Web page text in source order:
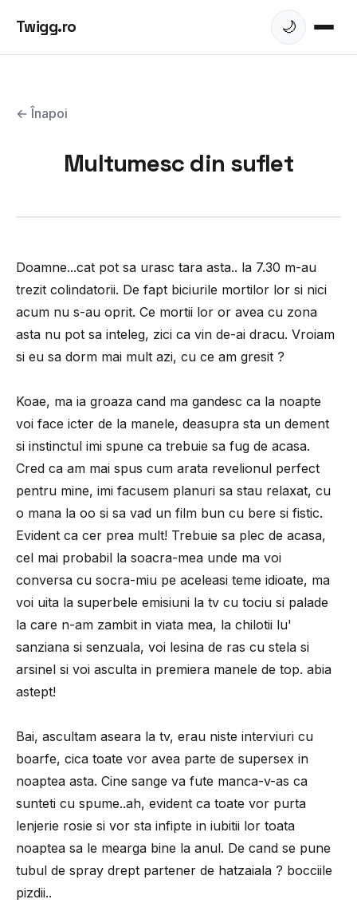
Twigg.ro 🌙
← Înapoi
Multumesc din suflet
Doamne...cat pot sa urasc tara asta.. la 7.30 m-au
trezit colindatorii. De fapt biciurile mortilor lor si nici
acum nu s-au oprit. Ce mortii lor or avea cu zona
asta nu pot sa inteleg, zici ca vin de-ai dracu. Vroiam
si eu sa dorm mai mult azi, cu ce am gresit ?
Koae, ma ia groaza cand ma gandesc ca la noapte
voi face icter de la manele, deasupra sta un dement
si instinctul imi spune ca trebuie sa fug de acasa.
Cred ca am mai spus cum arata revelionul perfect
pentru mine, imi facusem planuri sa stau relaxat, cu
o mana la oo si sa vad un film bun cu bere si fistic.
Evident ca cer prea mult! Trebuie sa plec de acasa,
cel mai probabil la soacra-mea unde ma voi
conversa cu socra-miu pe aceleasi teme idioate, ma
voi uita la superbele emisiuni la tv cu tociu si palade
la care n-am zambit in viata mea, la chilotii lu'
sanziana si senzuala, voi lesina de ras cu stela si
arsinel si voi asculta in premiera manele de top. abia
astept!
Bai, ascultam aseara la tv, erau niste interviuri cu
boarfe, cica toate vor avea parte de supersex in
noaptea asta. Cine sange va fute manca-v-as ca
sunteti cu spume..ah, evident ca toate vor purta
lenjerie rosie si vor sta infipte in iubitii lor toata
noaptea sa le mearga bine la anul. De cand se pune
tubul de spray drept partener de hatzaiala ? bocciile
pizdii..